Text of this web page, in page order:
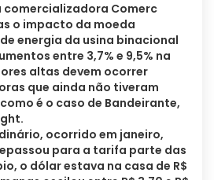
comercializadora Comerc
o impacto da moeda
energia da usina binacional
entre 3,7% e 9,5% na
altas devem ocorrer
que ainda não tiveram
é o caso de Bandeirante,
ocorrido em janeiro,
para a tarifa parte das
o dólar estava na casa de R$